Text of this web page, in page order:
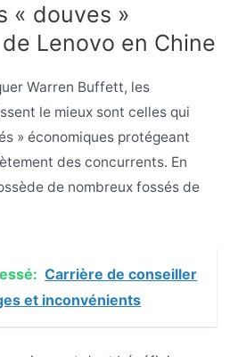
« douves »
Lenovo en Chine
Warren Buffett, les
le mieux sont celles qui
» économiques protégeant
des concurrents. En
de nombreux fossés de
Carrière de conseiller
et inconvénients